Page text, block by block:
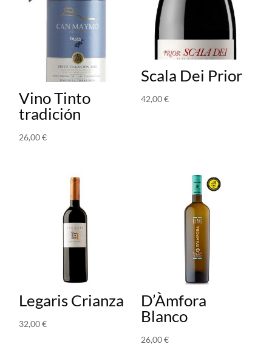
Vino Tinto
tradición
26,00€
Scala Dei Prior
42,00€
Legaris Crianza
32,00€
D’Àmfora
Blanco
26,00€